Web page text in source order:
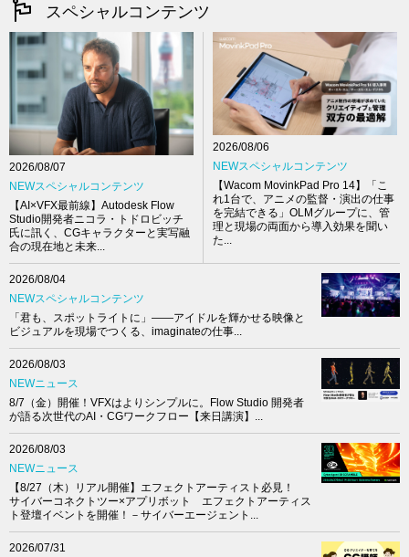
スペシャルコンテンツ
2026/08/07
NEWスペシャルコンテンツ
【AI×VFX最前線】Autodesk Flow
Studio開発者ニコラ・トドロビッチ
氏に訊く、CGキャラクターと実写融
合の現在地と未来...
2026/08/06
NEWスペシャルコンテンツ
【Wacom MovinkPad Pro 14】「こ
れ1台で、アニメの監督・演出の仕事
を完結できる」OLMグループに、管
理と現場の両面から導入効果を聞い
た...
2026/08/04
NEWスペシャルコンテンツ
「君も、スポットライトに」――アイドルを輝かせる映像と
ビジュアルを現場でつくる、imaginateの仕事...
2026/08/03
NEWニュース
8/7（金）開催！VFXはよりシンプルに。Flow Studio 開発者
が語る次世代のAI・CGワークフロー【来日講演】...
2026/08/03
NEWニュース
【8/27（木）リアル開催】エフェクトアーティスト必見！
サイバーコネクトツー×アプリボット エフェクトアーティス
ト登壇イベントを開催！－サイバーエージェント...
2026/07/31